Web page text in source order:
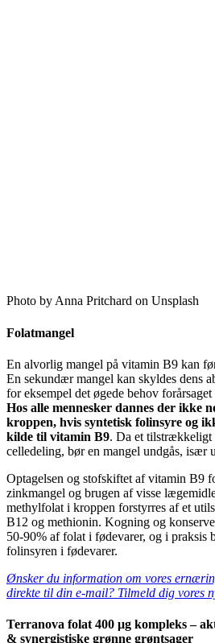
Photo by Anna Pritchard on Unsplash
Folatmangel
En alvorlig mangel på vitamin B9 kan
En sekundær mangel kan skyldes dens
for eksempel det øgede behov
Hos alle mennesker dannes der ikke
kroppen, hvis syntetisk folinsyre og
kilde til vitamin B9. Da et tilstrækkeligt
celledeling, bør en mangel undgås, især
Optagelsen og stofskiftet af vitamin B9
zinkmangel og brugen af ​​visse
methylfolat i kroppen forstyrres af et
B12 og methionin. Kogning og
50-90% af folat i fødevarer, og i praksis
folinsyren i fødevarer.
Ønsker du information om vores
direkte til din e-mail? Tilmeld dig vores
Terranova folat 400 μg kompleks –
& synergistiske grønne grøntsager